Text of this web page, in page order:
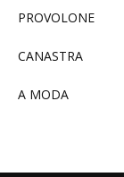
PROVOLONE
CANASTRA
A MODA